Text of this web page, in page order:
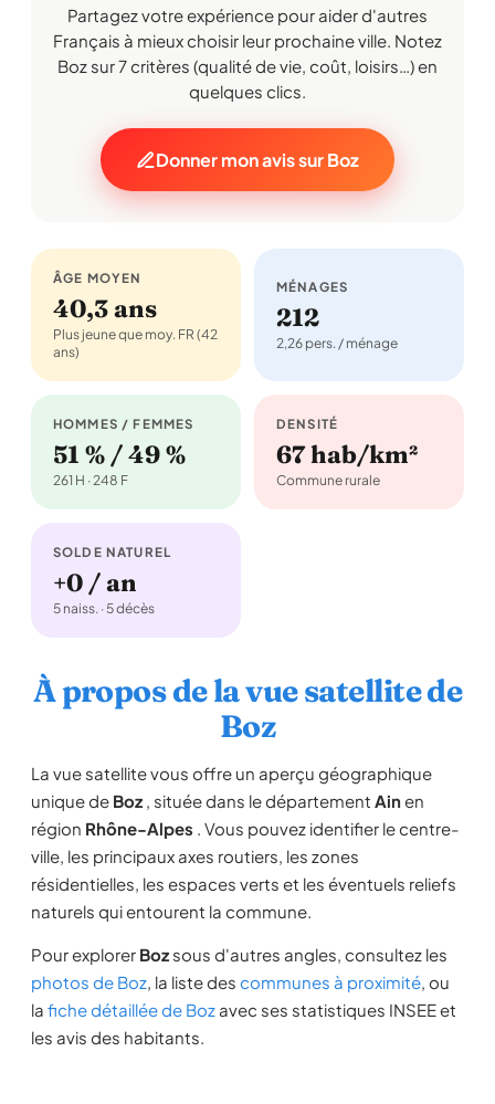
Partagez votre expérience pour aider d'autres
Français à mieux choisir leur prochaine ville. Notez
Boz sur 7 critères (qualité de vie, coût, loisirs…) en
quelques clics.
Donner mon avis sur Boz
ÂGE MOYEN
40,3 ans
Plus jeune que moy. FR (42
ans)
MÉNAGES
212
2,26 pers. / ménage
HOMMES / FEMMES
51 % / 49 %
261 H · 248 F
DENSITÉ
67 hab/km²
Commune rurale
SOLDE NATUREL
+0 / an
5 naiss. · 5 décès
À propos de la vue satellite de
Boz
La vue satellite vous offre un aperçu géographique
unique de Boz , située dans le département Ainen
région Rhône-Alpes . Vous pouvez identifier le centre-
ville, les principaux axes routiers, les zones
résidentielles, les espaces verts et les éventuels reliefs
naturels qui entourent la commune.
Pour explorer Boz sous d'autres angles, consultez les
photos de Boz, la liste des communes à proximité, ou
la fiche détaillée de Boz avec ses statistiques INSEE et
les avis des habitants.